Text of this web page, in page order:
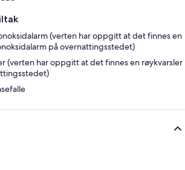
(verten har oppgitt at det finnes en
på overnattingsstedet)
(verten har oppgitt at det finnes en røykvarsler